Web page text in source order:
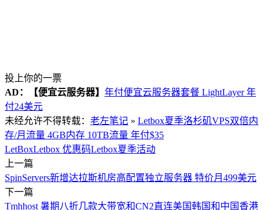
投上你的一票
AD：
【便宜云服务器】 年付便宜云服务器套餐 LightLayer 年
付24美元
未经允许不得转载： 老左笔记 » Letbox夏季洛杉矶VPS双倍内
存/月流量 4GB内存 10TB流量 年付$35
LetBoxLetbox 优惠码Letbox夏季活动
上一篇
SpinServers新增达拉斯机房高配置独立服务器 特价月499美元
下一篇
Tmhhost 暑期八折几款大带宽和CN2直连美国韩国和中国香港